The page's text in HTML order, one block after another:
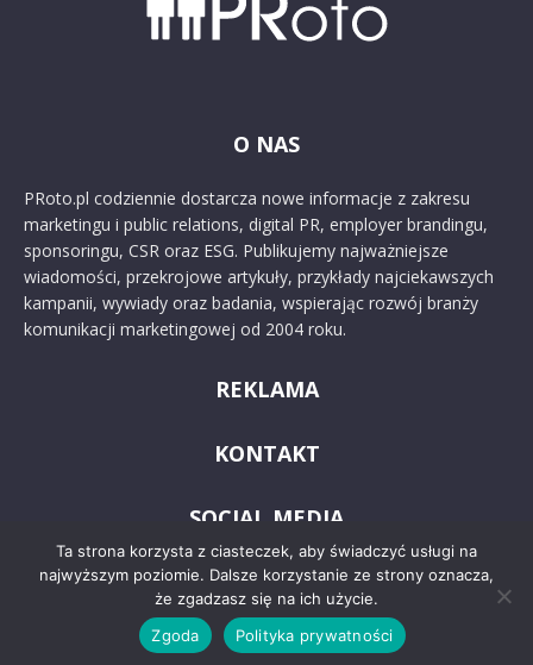
O NAS
PRoto.pl codziennie dostarcza nowe informacje z zakresu
marketingu i public relations, digital PR, employer brandingu,
sponsoringu, CSR oraz ESG. Publikujemy najważniejsze
wiadomości, przekrojowe artykuły, przykłady najciekawszych
kampanii, wywiady oraz badania, wspierając rozwój branży
komunikacji marketingowej od 2004 roku.
REKLAMA
KONTAKT
SOCIAL MEDIA
Ta strona korzysta z ciasteczek, aby świadczyć usługi na
najwyższym poziomie. Dalsze korzystanie ze strony oznacza,
że zgadzasz się na ich użycie.
Zgoda
Polityka prywatności